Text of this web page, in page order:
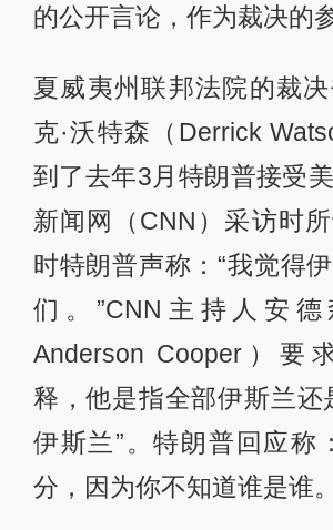
的公开言论，作为裁决的
夏威夷州联邦法院的裁
克·沃特森（Derrick
到了去年3月特朗普接受
新闻网（CNN）采访时
时特朗普声称：“我觉得
们。”CNN主持人安德
Anderson Cooper）要
释，他是指全部伊斯兰还
伊斯兰”。特朗普回应称
分，因为你不知道谁是谁